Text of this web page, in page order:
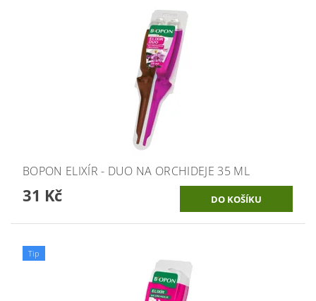
BOPON ELIXÍR - DUO NA ORCHIDEJE 35 ML
31 Kč
Tip